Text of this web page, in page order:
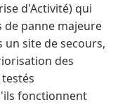
d'Activité) qui
de panne majeure
un site de secours,
des
fonctionnent